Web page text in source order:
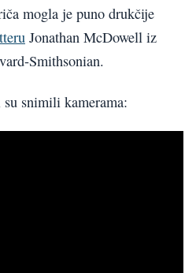
mogla je puno drukčije
Jonathan McDowell iz
Smithsonian.
snimili kamerama: